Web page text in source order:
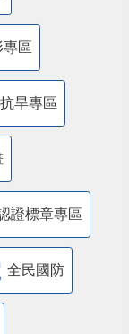
區
抗旱專區
證標章專區
全民國防